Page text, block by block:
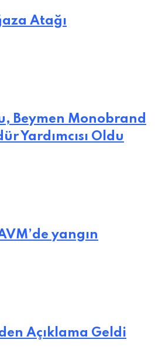
Atağı
Beymen Monobrand
Yardımcısı Oldu
yangın
Açıklama Geldi